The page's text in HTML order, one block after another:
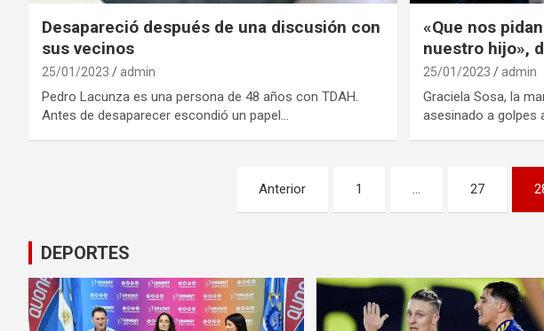
Desapareció después de una discusión con
sus vecinos
25/01/2023 admin
Pedro Lacunza es una persona de 48 años con TDAH.
Antes de desaparecer escondió un papel…
«Que nos
nuestro hijo»,
25/01/2023 admin
Graciela Sosa, la
asesinado a golpes
entradas
Anterior 1 … 27
DEPORTES